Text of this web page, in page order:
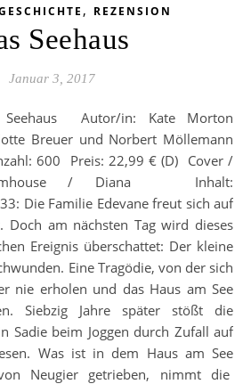
, REZENSION
Seehaus
Januar 3, 2017
Breuer und Norbert Möllemann
600 Preis: 22,99 € (D) Cover /
/ Diana Inhalt:
Die Familie Edevane freut sich auf
Doch am nächsten Tag wird dieses
Ereignis überschattet: Der kleine
Eine Tragödie, von der sich
nie erholen und das Haus am See
Siebzig Jahre später stößt die
Sadie beim Joggen durch Zufall auf
Was ist in dem Haus am See
Neugier getrieben, nimmt die